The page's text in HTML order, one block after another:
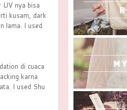
UV nya bisa
kusam, dark
lama. I used
di cuaca
karna
I used Shu